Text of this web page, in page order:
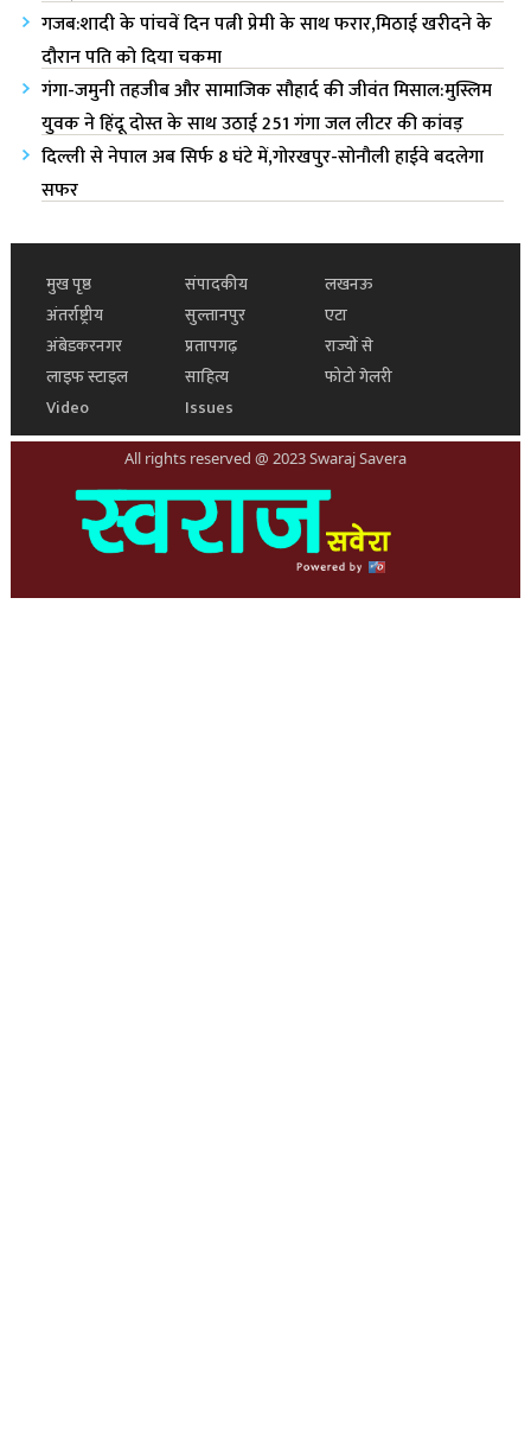
गजब:शादी के पांचवें दिन पत्नी प्रेमी के साथ फरार,मिठाई खरीदने के
दौरान पति को दिया चकमा
गंगा-जमुनी तहजीब और सामाजिक सौहार्द की जीवंत मिसाल:मुस्लिम
युवक ने हिंदू दोस्त के साथ उठाई 251 गंगा जल लीटर की कांवड़
दिल्ली से नेपाल अब सिर्फ 8 घंटे में,गोरखपुर-सोनौली हाईवे बदलेगा
सफर
मुख पृष्ठ संपादकीय
लखनऊ
अंतर्राष्ट्रीय
सुल्तानपुर
एटा
अंबेडकरनगर
प्रतापगढ़
राज्यों से
लाइफ स्टाइल
साहित्य
फोटो गेलरी
Video
Issues
All rights reserved @ 2023 Swaraj Savera